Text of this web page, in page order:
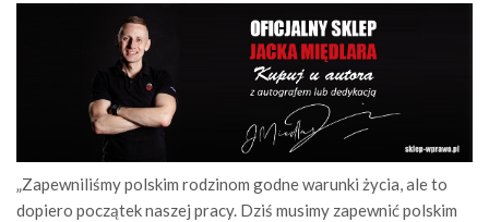
„Zapewniliśmy polskim rodzinom godne warunki życia, ale to
dopiero początek naszej pracy. Dziś musimy zapewnić polskim